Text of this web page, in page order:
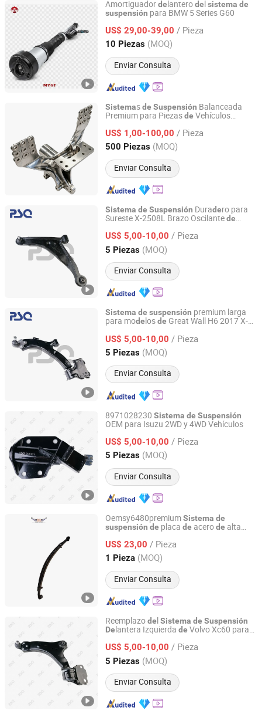
Amortiguadordelanterodelsistema de
suspensión para BMW 5 Series G60
US$ 29,00-39,00 / Pieza
10 Piezas (MOQ)
Enviar Consulta
Sichuan Mighty Machinery Co., Ltd.
Sichuan, China Desde 2020
Sistemasde Suspensión Balanceada
Premium para Piezasde Vehículos
US$ 1,00-100,00 / Pieza
500 Piezas (MOQ)
Enviar Consulta
Shiyan Keheng Machinery Manufacturing Co., Ltd
Hubei, China Desde 2026
Sistema de Suspensión Duradero para
Sureste X-2508L Brazo Oscilantede
US$ 5,00-10,00 / Pieza
5 Piezas (MOQ)
Enviar Consulta
Guangzhou PSQ Auto Parts Co.,Ltd.
Guangdong, China Desde 2025
Sistema de suspensión premium larga
para mode losde Great Wall H6 2017 X-
brazo oscilantede coche
US$ 5,00-10,00 / Pieza
5 Piezas (MOQ)
Enviar Consulta
Guangzhou PSQ Auto Parts Co.,Ltd.
Guangdong, China Desde 2025
8971028230 Sistema de Suspensión
OEM para Isuzu 2WD y 4WD Vehículos
US$ 5,00-10,00 / Pieza
5 Piezas (MOQ)
Enviar Consulta
Guangzhou PSQ Auto Parts Co.,Ltd.
Guangdong, China Desde 2025
Oemsy6480premiumSistema de
suspensión de placa de acerode alta
US$ 23,00 / Pieza
1 Pieza (MOQ)
Enviar Consulta
Hejian Light Truck Leaf Spring Factory
Hebei, China Desde 2025
ReemplazodelSistema de Suspensión
Delantera Izquierda de Volvo Xc60 para
US$ 5,00-10,00 / Pieza
5 Piezas (MOQ)
Enviar Consulta
Guangzhou PSQ Auto Parts Co.,Ltd.
Guangdong, China Desde 2025